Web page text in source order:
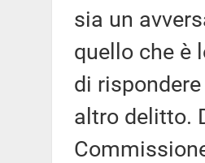
sia un
quello che è
di
altro delitto.